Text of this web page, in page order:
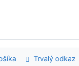
Trvalý odkaz